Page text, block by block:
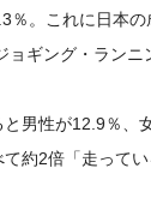
％。これに日本
ョギング・ラン
男性が12.9％、
約2倍「走って